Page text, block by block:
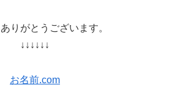
りがとうございます。
↓↓↓↓↓↓
お名前.com